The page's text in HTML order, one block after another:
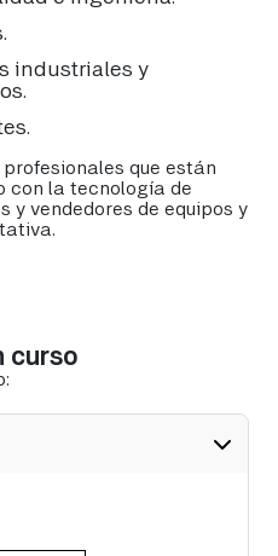
industriales y
que están
con la tecnología de
y vendedores de equipos y
curso